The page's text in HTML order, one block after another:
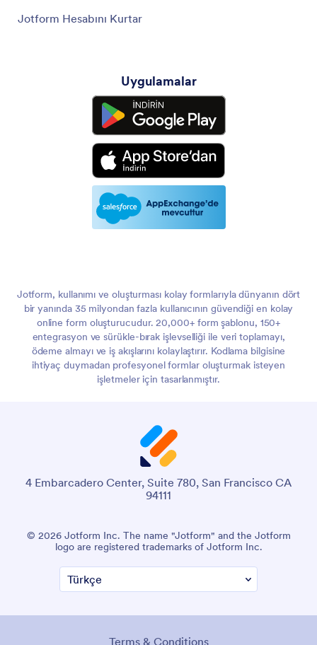
Jotform Hesabını Kurtar
Uygulamalar
Jotform, kullanımı ve oluşturması kolay formlarıyla dünyanın dört
bir yanında 35 milyondan fazla kullanıcının güvendiği en kolay
online form oluşturucudur. 20,000+ form şablonu, 150+
entegrasyon ve sürükle-bırak işlevselliği ile veri toplamayı,
ödeme almayı ve iş akışlarını kolaylaştırır. Kodlama bilgisine
ihtiyaç duymadan profesyonel formlar oluşturmak isteyen
işletmeler için tasarlanmıştır.
4 Embarcadero Center, Suite 780, San Francisco CA
94111
© 2026 Jotform Inc. "Jotform" adı ve Jotform logosu, Jotform
Inc.'nin tescilli ticari markalarıdır.
Şartlar ve Koşullar